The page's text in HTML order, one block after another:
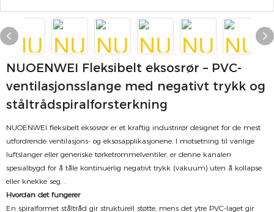
NUOENWEI Fleksibelt eksosrør – PVC-
ventilasjonsslange med negativt trykk og
ståltrådspiralforsterkning
NUOENWEI fleksibelt eksosrør er et kraftig industrirør designet for de mest
utfordrende ventilasjons- og eksosapplikasjonene. I motsetning til vanlige
luftslanger eller generiske tørketrommelventiler, er denne kanalen
spesialbygd for å tåle kontinuerlig negativt trykk (vakuum) uten å kollapse
eller knekke seg.
Hvordan det fungerer
En spiralformet ståltråd gir strukturell støtte, mens det ytre PVC-laget gir